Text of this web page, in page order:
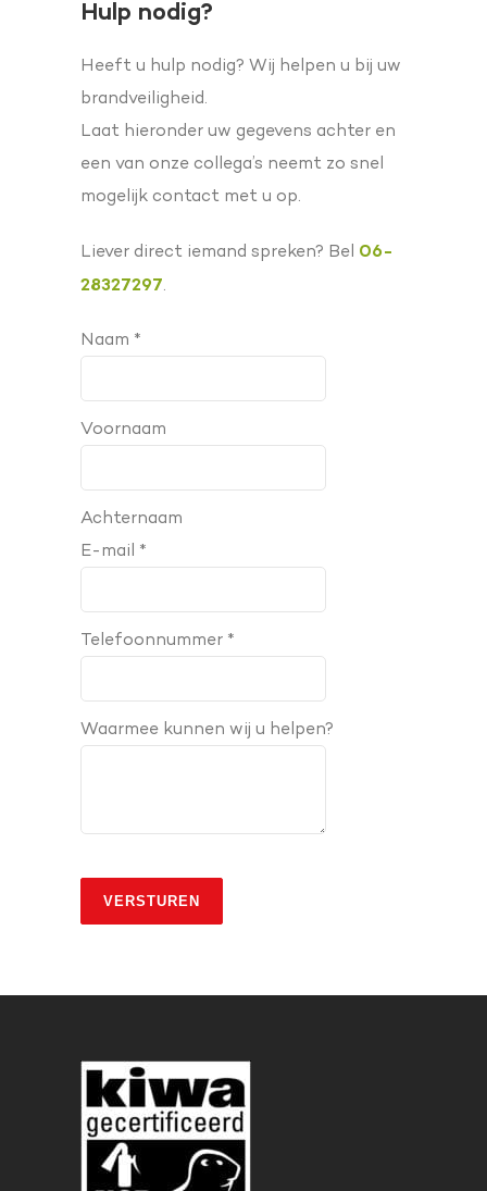
Hulp nodig?
Heeft u hulp nodig? Wij helpen u bij uw
brandveiligheid.
Laat hieronder uw gegevens achter en
een van onze collega’s neemt zo snel
mogelijk contact met u op.
Liever direct iemand spreken? Bel 06-
28327297.
Naam *
Voornaam
Achternaam
E-mail *
Telefoonnummer *
Waarmee kunnen wij u helpen?
VERSTUREN